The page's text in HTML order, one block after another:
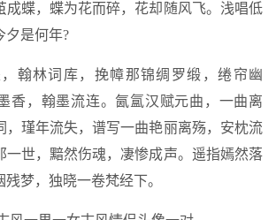
成蝶，蝶为花而碎，花却随风飞。浅唱低
夕是何年?
翰林词库，挽幛那锦绸罗缎，绻帘幽
香，翰墨流连。氤氲汉赋元曲，一曲离
，瑾年流失，谱写一曲艳丽离殇，安枕流
一世，黯然伤魂，凄惨成声。遥指嫣然落
梦，独晓一卷梵经下。